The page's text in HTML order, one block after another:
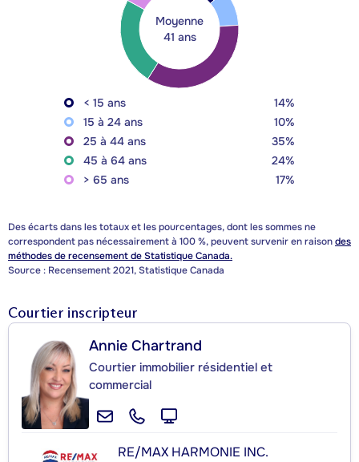
Moyenne
41 ans
< 15 ans
14%
15 à 24 ans
10%
25 à 44 ans
35%
45 à 64 ans
24%
> 65 ans
17%
Des écarts dans les totaux et les pourcentages, dont les sommes ne
correspondent pas nécessairement à 100 %, peuvent survenir en raisondes
méthodes de recensement de Statistique Canada.
Source : Recensement 2021, Statistique Canada
Courtier inscripteur
Annie Chartrand
Courtier immobilier résidentiel et
commercial
RE/MAX HARMONIE INC.